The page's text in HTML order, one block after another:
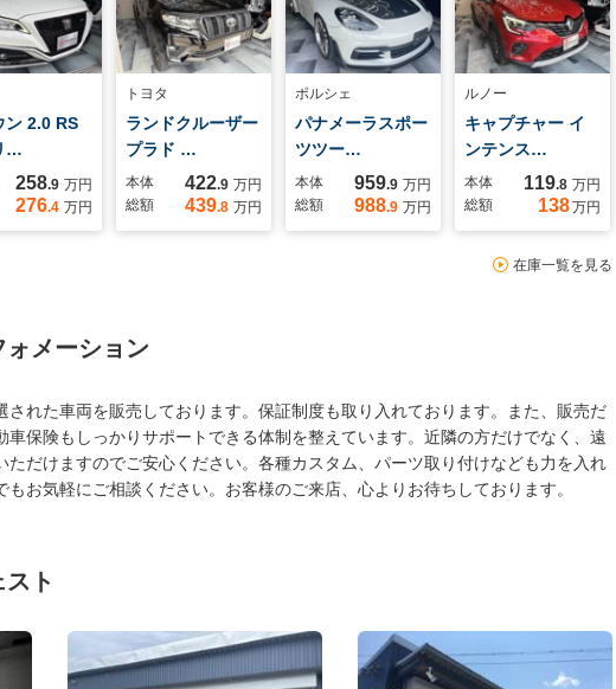
ン 2.0 RS
…
258.9 万円
276.4 万円
トヨタ
ランドクルーザー
プラド …
本体 422.9 万円
総額
439.8 万円
ポルシェ
パナメーラスポー
ツツー…
本体 959.9 万円
総額
988.9 万円
ルノー
キャプチャー イ
ンテンス…
本体 119.8 万円
総額
138万円
在庫一覧を見る
メーション
された車両を販売しております。保証制度も取り入れております。また、販売だ
車保険もしっかりサポートできる体制を整えています。近隣の方だけでなく、遠
ただけますのでご安心ください。各種カスタム、パーツ取り付けなども力を入れ
お気軽にご相談ください。お客様のご来店、心よりお待ちしております。
ト